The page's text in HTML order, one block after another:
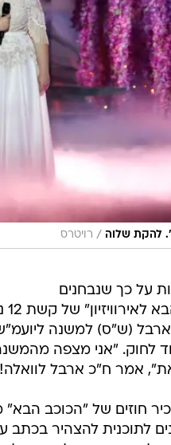
להקת שלוה / רויטרס
על כך שנבחנים
(ש"ס) למשנה
לחוק. "אני מצפה
אמר ח"כ ארבל
חוזים של "הכוכב
לתוכנית להצהיר בכתב